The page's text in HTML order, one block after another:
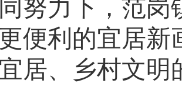
努力下，范
便利的宜居新
居、乡村文明